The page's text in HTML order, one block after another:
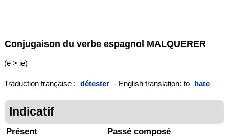
Conjugaison du verbe espagnol MALQUERER
(e > ie)
Traduction française : détester - English translation: to hate
Indicatif
Présent Passé composé